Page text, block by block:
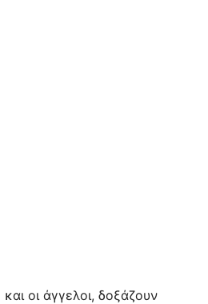
και οι άγγελοι, δοξάζουν